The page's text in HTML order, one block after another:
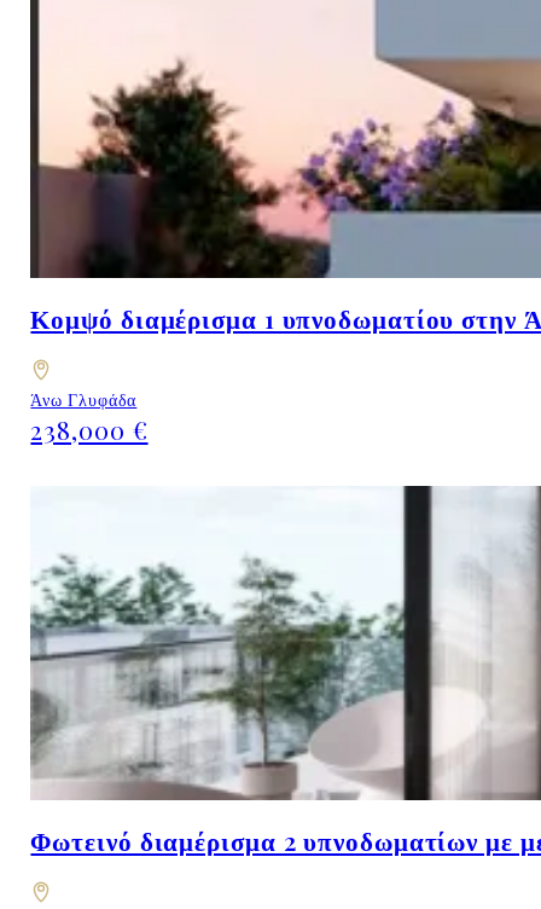
Κομψό διαμέρισμα 1 υπνοδωματίου στην
Άνω Γλυφάδα
238,000 €
Φωτεινό διαμέρισμα 2 υπνοδωματίων με